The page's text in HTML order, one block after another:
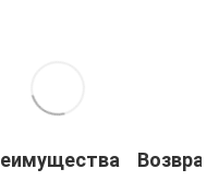
Возврат